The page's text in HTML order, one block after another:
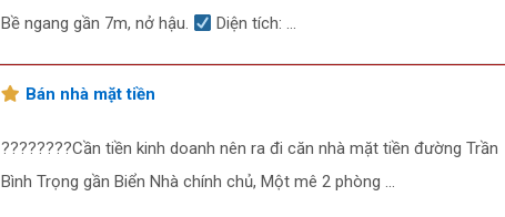
Bề ngang gần 7m, nở hậu.
Diện tích: ...
Bán nhà mặt tiền
????????Cần tiền kinh doanh nên ra đi căn nhà mặt tiền đường Trần
Bình Trọng gần Biển Nhà chính chủ, Một mê 2 phòng ...